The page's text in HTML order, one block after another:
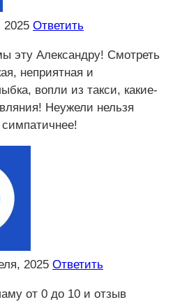
2025 Ответить
эту Александру! Смотреть
неприятная и
вопли из такси, какие-
Неужели нельзя
симпатичнее!
2025 Ответить
от 0 до 10 и отзыв